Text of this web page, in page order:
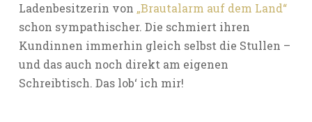
Ladenbesitzerin von „Brautalarm auf dem Land“
schon sympathischer. Die schmiert ihren
Kundinnen immerhin gleich selbst die Stullen –
und das auch noch direkt am eigenen
Schreibtisch. Das lob‘ ich mir!